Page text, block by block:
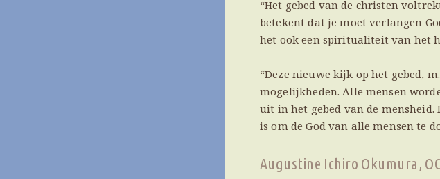
“Het gebed van de christen
betekent dat je moet verlangen
het ook een spiritualiteit van het
“Deze nieuwe kijk op het gebed,
mogelijkheden. Alle mensen
uit in het gebed van de mensheid.
is om de God van alle mensen te
Augustine Ichiro Okumura,